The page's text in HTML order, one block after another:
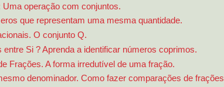
operação com conjuntos.
que representam uma mesma quantidade.
O conjunto Q.
Si ? Aprenda a identificar números coprimos.
Frações. A forma irredutível de uma fração.
denominador. Como fazer comparações de frações